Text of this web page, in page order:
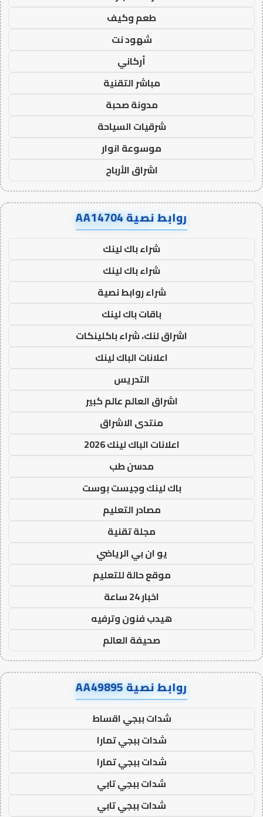
طعم وكيف
شهود نت
أركاني
مباشر التقنية
مدونة صحبة
شرقيات السياحة
موسوعة انوار
اشراق الأرباح
روابط نصية AA14704
شراء باك لينك
شراء باك لينك
شراء روابط نصية
باقات باك لينك
اشراق لنك، شراء باكلينكات
اعلانات الباك لينك
التدريس
اشراق العالم عالم كبير
منتدى الاشراق
اعلانات الباك لينك 2026
مدسن طب
باك لينك وجيست بوست
مصادر التعليم
مجلة تقنية
يو ان بي الرياضي
موقع حالة للتعليم
اخبار 24 ساعة
هيدب فنون وترفيه
صحيفة العالم
روابط نصية AA49895
شدات ببجي اقساط
شدات ببجي تمارا
شدات ببجي تمارا
شدات ببجي تابي
شدات ببجي تابي